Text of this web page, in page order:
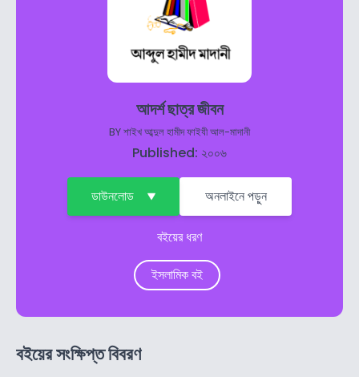
আদর্শ ছাত্র জীবন
BYশাইখ আব্দুল হামীদ ফাইযী আল-মাদানী
Published: ২০০৬
ডাউনলোড অনলাইনে পড়ুন
বইয়ের ধরণ
ইসলামিক বই
বইয়ের সংক্ষিপ্ত বিবরণ